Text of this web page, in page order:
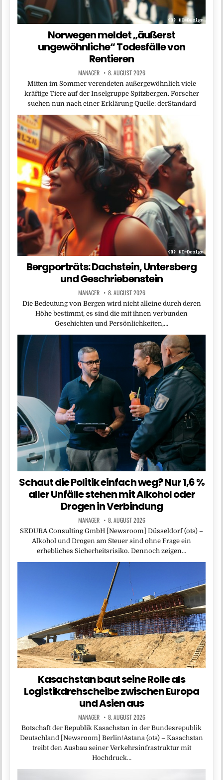
Norwegen meldet „äußerst
ungewöhnliche“ Todesfälle von
Rentieren
MANAGER 8. AUGUST 2026
Mitten im Sommer verendeten außergewöhnlich viele
kräftige Tiere auf der Inselgruppe Spitzbergen. Forscher
suchen nun nach einer Erklärung Quelle: derStandard
Bergporträts: Dachstein, Untersberg
und Geschriebenstein
MANAGER 8. AUGUST 2026
Die Bedeutung von Bergen wird nicht alleine durch deren
Höhe bestimmt, es sind die mit ihnen verbunden
Geschichten und Persönlichkeiten,…
Schaut die Politik einfach weg? Nur 1,6 %
aller Unfälle stehen mit Alkohol oder
Drogen in Verbindung
MANAGER 8. AUGUST 2026
SEDURA Consulting GmbH [Newsroom] Düsseldorf (ots) –
Alkohol und Drogen am Steuer sind ohne Frage ein
erhebliches Sicherheitsrisiko. Dennoch zeigen…
Kasachstan baut seine Rolle als
Logistikdrehscheibe zwischen Europa
und Asien aus
MANAGER 8. AUGUST 2026
Botschaft der Republik Kasachstan in der Bundesrepublik
Deutschland [Newsroom] Berlin/Astana (ots) – Kasachstan
treibt den Ausbau seiner Verkehrsinfrastruktur mit
Hochdruck…